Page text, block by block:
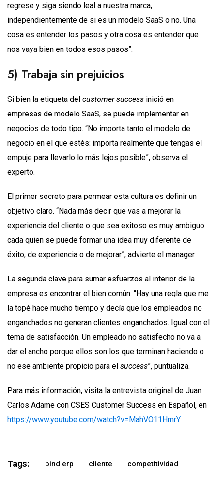
regrese y siga siendo leal a nuestra marca,
independientemente de si es un modelo SaaS o no. Una
cosa es entender los pasos y otra cosa es entender que
nos vaya bien en todos esos pasos”.
5) Trabaja sin prejuicios
Si bien la etiqueta del customer success inició en
empresas de modelo SaaS, se puede implementar en
negocios de todo tipo. “No importa tanto el modelo de
negocio en el que estés: importa realmente que tengas el
empuje para llevarlo lo más lejos posible”, observa el
experto.
El primer secreto para permear esta cultura es definir un
objetivo claro. “Nada más decir que vas a mejorar la
experiencia del cliente o que sea exitoso es muy ambiguo:
cada quien se puede formar una idea muy diferente de
éxito, de experiencia o de mejorar”, advierte el manager.
La segunda clave para sumar esfuerzos al interior de la
empresa es encontrar el bien común. “Hay una regla que me
la topé hace mucho tiempo y decía que los empleados no
enganchados no generan clientes enganchados. Igual con el
tema de satisfacción. Un empleado no satisfecho no va a
dar el ancho porque ellos son los que terminan haciendo o
no ese ambiente propicio para el success”, puntualiza.
Para más información, visita la entrevista original de Juan
Carlos Adame con CSES Customer Success en Español, en
https://www.youtube.com/watch?v=MahVO11HmrY
Tags: bind erp cliente competitividad